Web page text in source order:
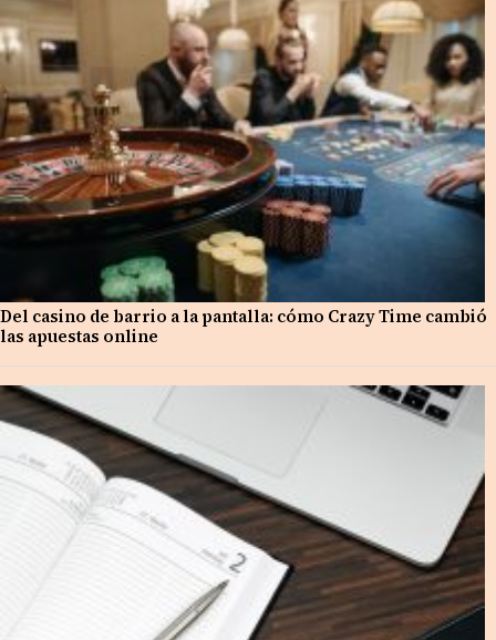
Del casino de barrio a la pantalla: cómo Crazy Time cambió
las apuestas online